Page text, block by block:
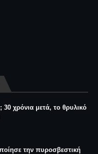
χρόνια μετά, το θρυλικό
την πυροσβεστική